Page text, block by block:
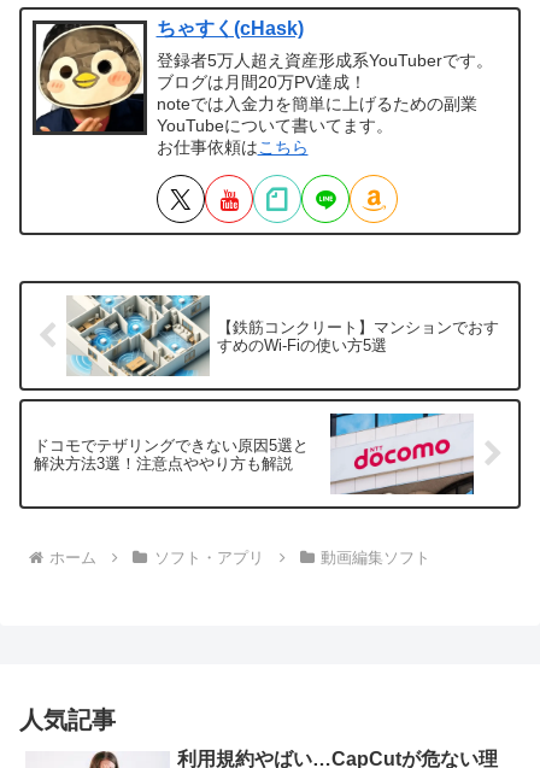
ちゃすく(cHask)
登録者5万人超え資産形成系YouTuberです。
ブログは月間20万PV達成！
noteでは入金力を簡単に上げるための副業
YouTubeについて書いてます。
お仕事依頼はこちら
【鉄筋コンクリート】マンションでおす
すめのWi-Fiの使い方5選
ドコモでテザリングできない原因5選と
解決方法3選！注意点ややり方も解説
ホーム ソフト・アプリ 動画編集ソフト
人気記事
利用規約やばい…CapCutが危ない理